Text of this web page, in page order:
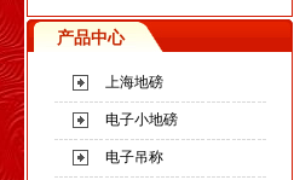
产品中心
上海地磅
电子小地磅
电子吊称